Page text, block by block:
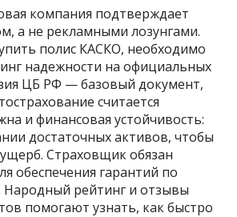
компания подтверждает
а не рекламными лозунгами.
полис КАСКО, необходимо
надежности на официальных
ЦБ РФ — базовый документ,
считается
и финансовая устойчивость:
достаточных активов, чтобы
Страховщик обязан
обеспечения гарантий по
Народный рейтинг и отзывы
помогают узнать, как быстро